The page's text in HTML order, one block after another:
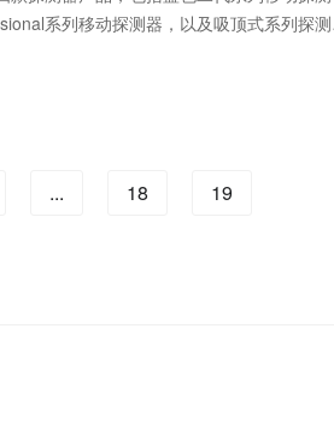
系列移动探测器，以及吸顶式系列探
... 18 19